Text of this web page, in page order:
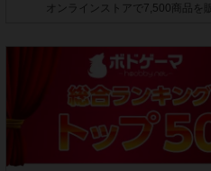
オンラインストアで7,500商品を